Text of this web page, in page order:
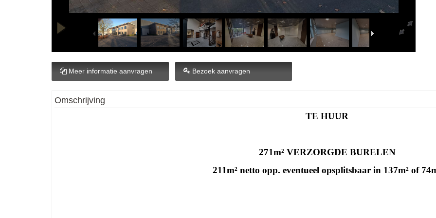
Meer informatie aanvragen Bezoek aanvragen
Omschrijving
TE HUUR
271m² VERZORGDE BURELEN
211m² netto opp. eventueel opsplitsbaar in 137m² of